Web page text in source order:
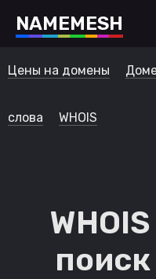
NAMEMESH
Цены на домены
слова WHOIS